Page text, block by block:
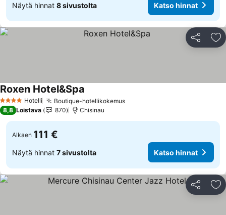
Näytä hinnat 8 sivustolta Katso hinnat
Jaa
4 Tähtiluokitus
Hotelli Boutique-hotellikokemus
Roxen Hotel&Spa
8,8 Loistava 870 Chisinau
Alkaen 111 €
Näytä hinnat 7 sivustolta Katso hinnat
Jaa